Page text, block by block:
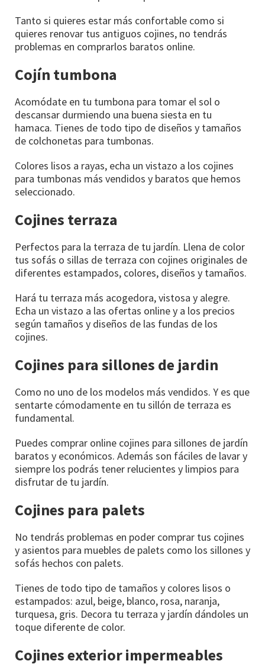
Tanto si quieres estar más confortable como si
quieres renovar tus antiguos cojines, no tendrás
problemas en comprarlos baratos online.
Cojín tumbona
Acomódate en tu tumbona para tomar el sol o
descansar durmiendo una buena siesta en tu
hamaca. Tienes de todo tipo de diseños y tamaños
de colchonetas para tumbonas.
Colores lisos a rayas, echa un vistazo a los cojines
para tumbonas más vendidos y baratos que hemos
seleccionado.
Cojines terraza
Perfectos para la terraza de tu jardín. Llena de color
tus sofás o sillas de terraza con cojines originales de
diferentes estampados, colores, diseños y tamaños.
Hará tu terraza más acogedora, vistosa y alegre.
Echa un vistazo a las ofertas online y a los precios
según tamaños y diseños de las fundas de los
cojines.
Cojines para sillones de jardin
Como no uno de los modelos más vendidos. Y es que
sentarte cómodamente en tu sillón de terraza es
fundamental.
Puedes comprar online cojines para sillones de jardín
baratos y económicos. Además son fáciles de lavar y
siempre los podrás tener relucientes y limpios para
disfrutar de tu jardín.
Cojines para palets
No tendrás problemas en poder comprar tus cojines
y asientos para muebles de palets como los sillones y
sofás hechos con palets.
Tienes de todo tipo de tamaños y colores lisos o
estampados: azul, beige, blanco, rosa, naranja,
turquesa, gris. Decora tu terraza y jardín dándoles un
toque diferente de color.
Cojines exterior impermeables